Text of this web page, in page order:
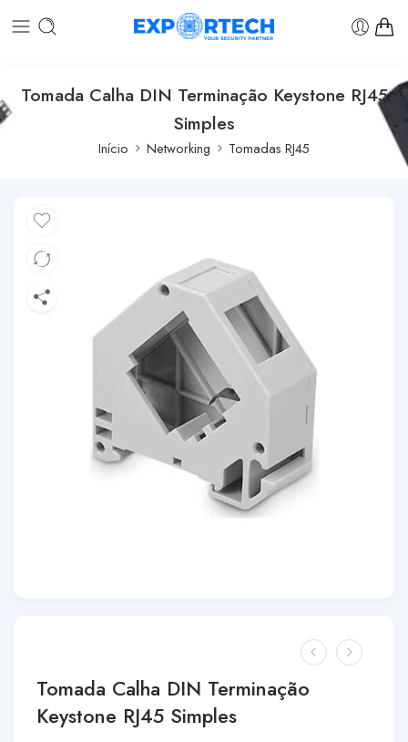
Tomada Calha DIN Terminação Keystone RJ45
Simples
Início Networking Tomadas RJ45
Tomada Calha DIN Terminação
Keystone RJ45 Simples